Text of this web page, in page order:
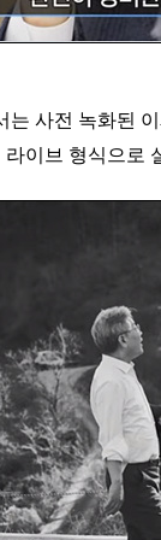
는 사전 녹화된
라이브 형식으로